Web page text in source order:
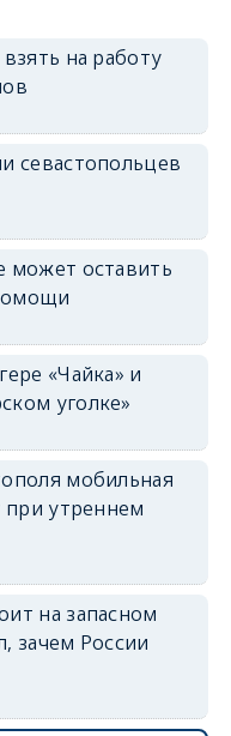
на работу
севастопольцев
может оставить
«Чайка» и
уголке»
мобильная
при утреннем
на запасном
зачем России